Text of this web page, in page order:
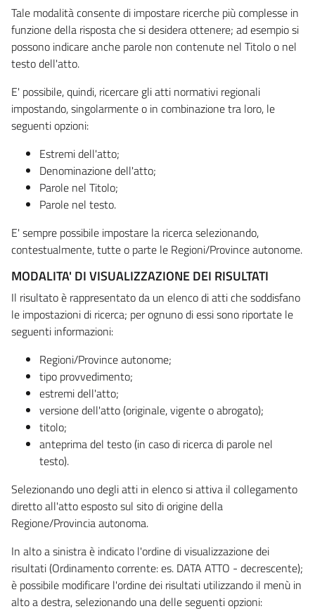
Tale modalità consente di impostare ricerche più complesse in
funzione della risposta che si desidera ottenere; ad esempio si
possono indicare anche parole non contenute nel Titolo o nel
testo dell'atto.
E' possibile, quindi, ricercare gli atti normativi regionali
impostando, singolarmente o in combinazione tra loro, le
seguenti opzioni:
Estremi dell'atto;
Denominazione dell'atto;
Parole nel Titolo;
Parole nel testo.
E' sempre possibile impostare la ricerca selezionando,
contestualmente, tutte o parte le Regioni/Province autonome.
MODALITA' DI VISUALIZZAZIONE DEI RISULTATI
Il risultato è rappresentato da un elenco di atti che soddisfano
le impostazioni di ricerca; per ognuno di essi sono riportate le
seguenti informazioni:
Regioni/Province autonome;
tipo provvedimento;
estremi dell'atto;
versione dell'atto (originale, vigente o abrogato);
titolo;
anteprima del testo (in caso di ricerca di parole nel
testo).
Selezionando uno degli atti in elenco si attiva il collegamento
diretto all'atto esposto sul sito di origine della
Regione/Provincia autonoma.
In alto a sinistra è indicato l'ordine di visualizzazione dei
risultati (Ordinamento corrente: es. DATA ATTO - decrescente);
è possibile modificare l'ordine dei risultati utilizzando il menù in
alto a destra, selezionando una delle seguenti opzioni: